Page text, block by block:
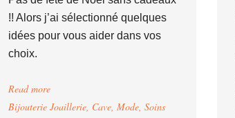
!! Alors j’ai sélectionné quelques
idées pour vous aider dans vos
choix.
Read more
Bijouterie Joaillerie, Cave, Mode, Soins